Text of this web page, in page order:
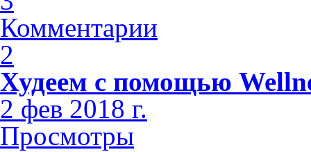
Комментарии
2
Худеем с помощью
2 фев 2018 г.
Просмотры